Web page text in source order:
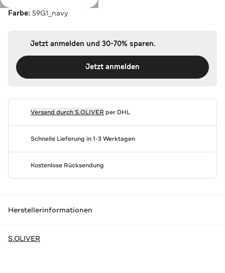
Farbe: 59G1_navy
Jetzt anmelden und 30-70% sparen.
Jetzt anmelden
Versand durchS.OLIVER per DHL
Schnelle Lieferung in 1-3 Werktagen
Kostenlose Rücksendung
Herstellerinformationen
S.OLIVER